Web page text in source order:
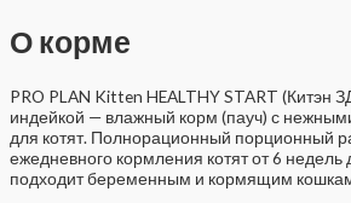
О корме
PRO PLAN Kitten HEALTHY START
индейкой — влажный корм (пауч) с
для котят. Полнорационный порционный
ежедневного кормления котят от 6 недель
подходит беременным и кормящим